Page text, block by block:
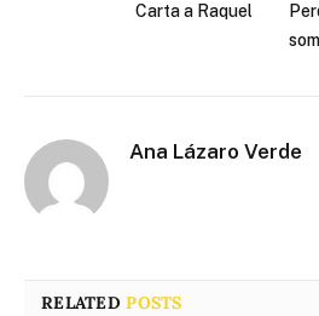
Carta a Raquel
Ana Lázaro Verde
RELATEDPOSTS